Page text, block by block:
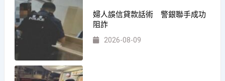
婦人誤信貸款話術 警銀聯手成功
阻詐
2026-08-09